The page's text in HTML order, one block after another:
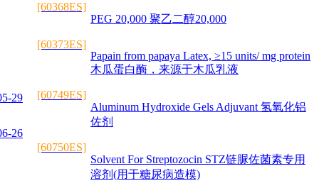
29
26
[60368ES]
PEG 20,000 聚乙二醇20,000
[60373ES]
Papain from papaya Latex, ≥15 units/ mg protein
木瓜蛋白酶，来源于木瓜乳液
[60749ES]
Aluminum Hydroxide Gels Adjuvant 氢氧化铝
佐剂
[60750ES]
Solvent For Streptozocin STZ链脲佐菌素专用
溶剂(用于糖尿病造模)